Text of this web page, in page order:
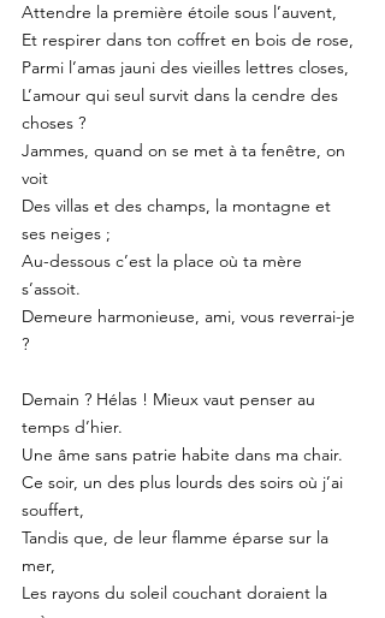
Attendre la première étoile sous l’auvent,
Et respirer dans ton coffret en bois de rose,
Parmi l’amas jauni des vieilles lettres closes,
L’amour qui seul survit dans la cendre des
choses ?
Jammes, quand on se met à ta fenêtre, on
voit
Des villas et des champs, la montagne et
ses neiges ;
Au-dessous c’est la place où ta mère
s’assoit.
Demeure harmonieuse, ami, vous reverrai-je
?
Demain ? Hélas ! Mieux vaut penser au
temps d’hier.
Une âme sans patrie habite dans ma chair.
Ce soir, un des plus lourds des soirs où j’ai
souffert,
Tandis que, de leur flamme éparse sur la
mer,
Les rayons du soleil couchant doraient la